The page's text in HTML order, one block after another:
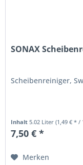
SONAX
Scheibenreiniger,
Inhalt 5.02 Liter(1,49 € * /
7,50 € *
Merken